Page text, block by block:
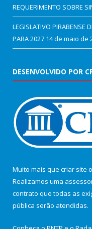
REQUERIMENTO SOBRE
LEGISLATIVO PIRABENSE
PARA 2027 14 de maio de
DESENVOLVIDO POR
Muito mais que criar site
Realizamos uma
contrato que todas as
pública serão atendidas.